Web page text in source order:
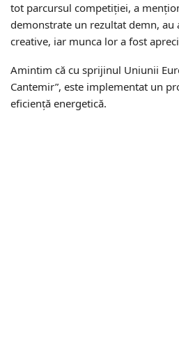
tot parcursul competiției, a
demonstrate un rezultat demn,
creative, iar munca lor a fost
Amintim că cu sprijinul Uniunii
Cantemir”, este implementat un
eficiență energetică.